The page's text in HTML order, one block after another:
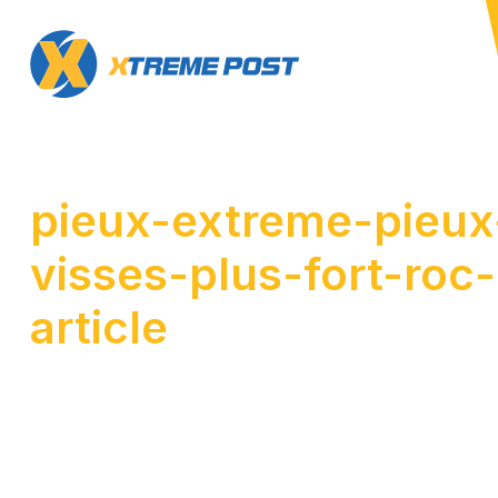
pieux-extreme-
visses-plus-fort-roc-
article